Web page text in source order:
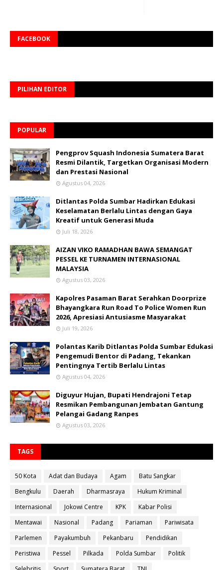
FACEBOOK
PILIHAN EDITOR
POPULAR
Pengprov Squash Indonesia Sumatera Barat
Resmi Dilantik, Targetkan Organisasi Modern
dan Prestasi Nasional
Agustus 04, 2026
Ditlantas Polda Sumbar Hadirkan Edukasi
Keselamatan Berlalu Lintas dengan Gaya
Kreatif untuk Generasi Muda
Juli 18, 2026
AIZAN VIKO RAMADHAN BAWA SEMANGAT
PESSEL KE TURNAMEN INTERNASIONAL
MALAYSIA
Agustus 03, 2026
Kapolres Pasaman Barat Serahkan Doorprize
Bhayangkara Run Road To Police Women Run
2026, Apresiasi Antusiasme Masyarakat
Juli 19, 2026
Polantas Karib Ditlantas Polda Sumbar Edukasi
Pengemudi Bentor di Padang, Tekankan
Pentingnya Tertib Berlalu Lintas
Agustus 04, 2026
Diguyur Hujan, Bupati Hendrajoni Tetap
Resmikan Pembangunan Jembatan Gantung
Pelangai Gadang Ranpes
Agustus 03, 2026
TAGS
50 Kota Adat dan Budaya Agam
Batu Sangkar
Bengkulu
Daerah Dharmasraya
Hukum Kriminal
Internasional
Jokowi Centre KPK
Kabar Polisi
Mentawai
Nasional Padang Pariaman
Pariwisata
Parlemen
Payakumbuh Pekanbaru
Pendidikan
Peristiwa
Pessel Pilkada Polda Sumbar
Politik